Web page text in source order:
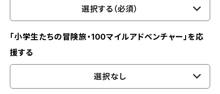
選択する（必須）
「小学生たちの冒険旅・100マイルアドベンチャー」を応
援する
選択なし